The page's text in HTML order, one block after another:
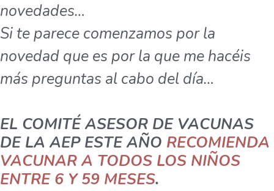
novedades…
Si te parece comenzamos por la
novedad que es por la que me hacéis
más preguntas al cabo del día…
EL COMITÉ ASESOR DE VACUNAS
DE LA AEP ESTE AÑO RECOMIENDA
VACUNAR A TODOS LOS NIÑOS
ENTRE 6 Y 59 MESES.